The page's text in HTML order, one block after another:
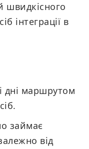
швидкісного
інтеграції в
дні маршрутом
займає
від